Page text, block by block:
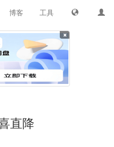
工具
博客
×
直降